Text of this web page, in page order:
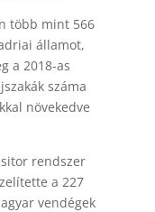
több mint 566
államot,
a 2018-as
száma
növekedve
rendszer
a 227
vendégek